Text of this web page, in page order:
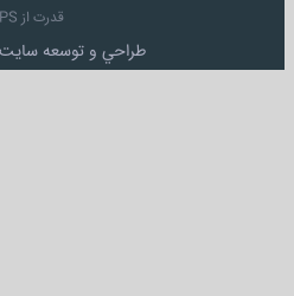
قدرت از IPS
طراحي و توسعه سايت -